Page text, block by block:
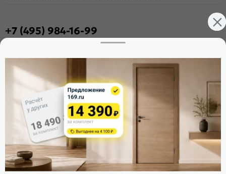
+7 (495) 984-16-99
Поделиться
Оцените магазин
ИКС 1340
© 2010—2026 Склад Дверей 169.RU